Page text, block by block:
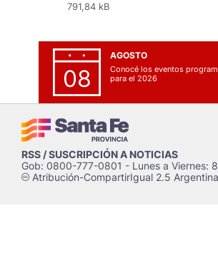
791,84 kB
08
AGOSTO
Conocé los eventos
para el 2026
RSS / SUSCRIPCIÓN A NOTICIAS
Gob: 0800-777-0801 - Lunes a Viernes:
cAtribución-CompartirIgual 2.5 Argentina